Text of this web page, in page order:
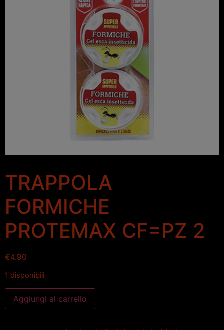
TRAPPOLA
FORMICHE
PROTEMAX CF=PZ 2
€4.90
1 disponibili
Aggiungi al carrello